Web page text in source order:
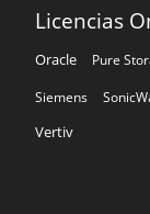
Licencias
Oracle Pure
Siemens
Vertiv